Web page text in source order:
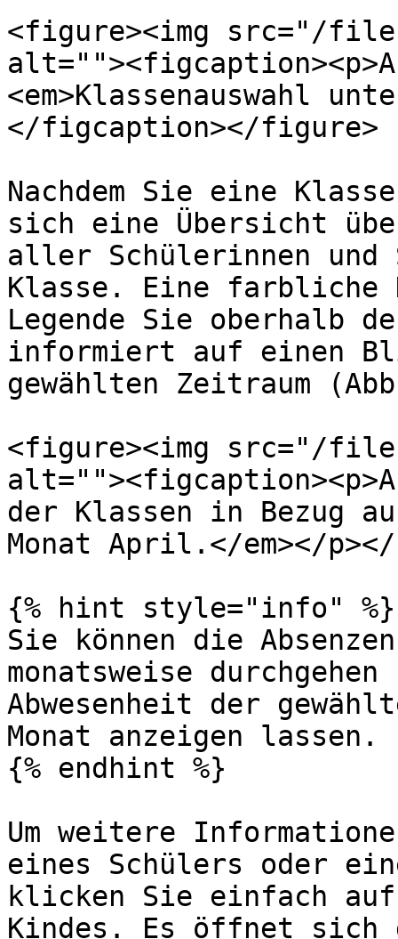
<figure><img src="/files/
<em>Klassenauswahl
</figcaption></figure>
Nachdem Sie eine
sich eine Übersicht
aller Schülerinnen und
Klasse. Eine farbliche
Legende Sie oberhalb
informiert auf einen
gewählten Zeitraum
<figure><img src="/files/
der Klassen in Bezug
Monat April.</em></
{% hint style="info" %}
Sie können die
monatsweise
Abwesenheit der
Monat anzeigen lassen.
{% endhint %}
Um weitere
eines Schülers oder
klicken Sie einfach auf
Kindes. Es öffnet sich